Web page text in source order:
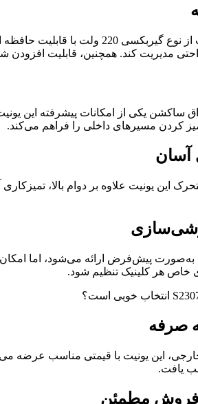
موتور صندلی این یونیت از
مدیریت کند. همچنین، قابلیت
یکی از امکانات پیشرفته این
کردن مسیرهای داخلی را فراهم می‌کند.
آسان
این یونیت علاوه بر دوام بالا،
صرفه
این یونیت با قیمتی مناسب عرضه
یافت.
مطمئن